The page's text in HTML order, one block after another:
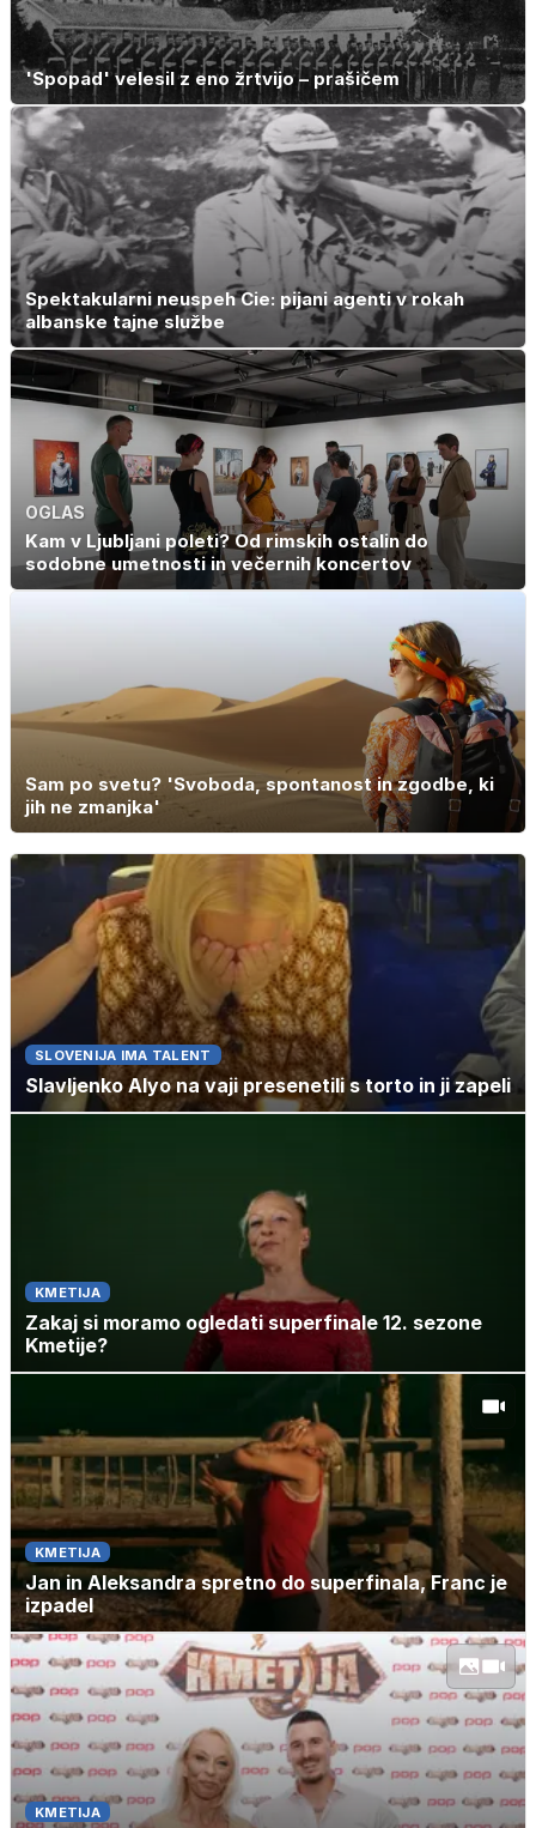
'Spopad' velesil z eno žrtvijo – prašičem
Spektakularni neuspeh Cie: pijani agenti v rokah
albanske tajne službe
OGLAS
Kam v Ljubljani poleti? Od rimskih ostalin do
sodobne umetnosti in večernih koncertov
Sam po svetu? 'Svoboda, spontanost in zgodbe, ki
jih ne zmanjka'
SLOVENIJA IMA TALENT
Slavljenko Alyo na vaji presenetili s torto in ji zapeli
KMETIJA
Zakaj si moramo ogledati superfinale 12. sezone
Kmetije?
KMETIJA
Jan in Aleksandra spretno do superfinala, Franc je
izpadel
KMETIJA